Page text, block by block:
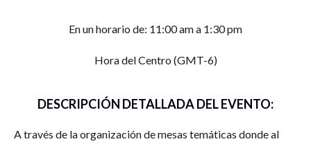
En un horario de: 11:00 am a 1:30 pm
Hora del Centro (GMT-6)
DESCRIPCIÓN DETALLADA DEL EVENTO:
A través de la organización de mesas temáticas donde al